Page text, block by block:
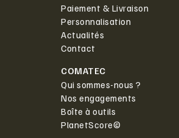
Paiement & Livraison
Personnalisation
Actualités
Contact
COMATEC
Qui sommes-nous ?
Nos engagements
Boîte à outils
PlanetScore©